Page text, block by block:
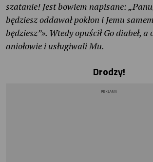
szatanie! Jest bowiem napisane:
będziesz oddawał pokłon i Jemu
będziesz”». Wtedy opuścił Go diabeł,
aniołowie i usługiwali Mu.
Drodzy!
REKLAMA